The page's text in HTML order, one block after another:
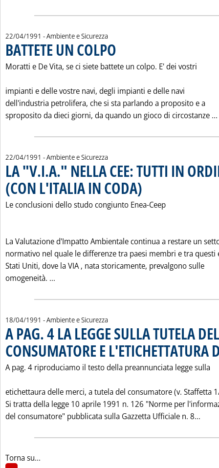
22/04/1991 - Ambiente e Sicurezza
BATTETE UN COLPO
Moratti e De Vita, se ci siete battete un colpo. E' dei vostri
impianti e delle vostre navi, degli impianti e delle navi
dell'industria petrolifera, che si sta parlando a proposito e a
sproposito da dieci giorni, da quando un gioco di circostanze ...
22/04/1991 - Ambiente e Sicurezza
LA "V.I.A." NELLA CEE: TUTTI IN
(CON L'ITALIA IN CODA)
Le conclusioni dello studo congiunto Enea-Ceep
La Valutazione d'Impatto Ambientale continua a restare un
normativo nel quale le differenze tra paesi membri e tra questi
Stati Uniti, dove la VIA ‚ nata storicamente, prevalgono sulle
omogeneità. ...
18/04/1991 - Ambiente e Sicurezza
A PAG. 4 LA LEGGE SULLA TUTELA DEL
CONSUMATORE E L'ETICHETTATURA
A pag. 4 riproduciamo il testo della preannunciata legge sulla
etichettaura delle merci, a tutela del consumatore (v. Staffetta
Si tratta della legge 10 aprile 1991 n. 126 "Norme per
del consumatore" pubblicata sulla Gazzetta Ufficiale n. 8...
Torna su...